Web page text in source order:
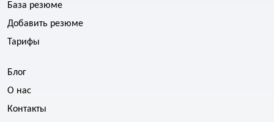
База резюме
Добавить резюме
Тарифы
Блог
О нас
Контакты